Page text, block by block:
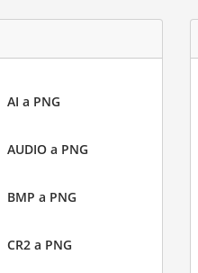
AI a PNG
AUDIO a PNG
BMP a PNG
CR2 a PNG